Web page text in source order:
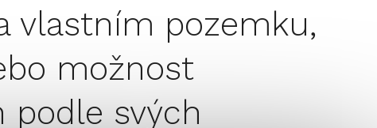
vlastním pozemku,
možnost
podle svých